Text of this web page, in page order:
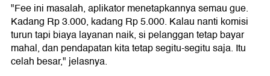
"Fee ini masalah, aplikator menetapkannya semau gue.
Kadang Rp 3.000, kadang Rp 5.000. Kalau nanti komisi
turun tapi biaya layanan naik, si pelanggan tetap bayar
mahal, dan pendapatan kita tetap segitu-segitu saja. Itu
celah besar," jelasnya.